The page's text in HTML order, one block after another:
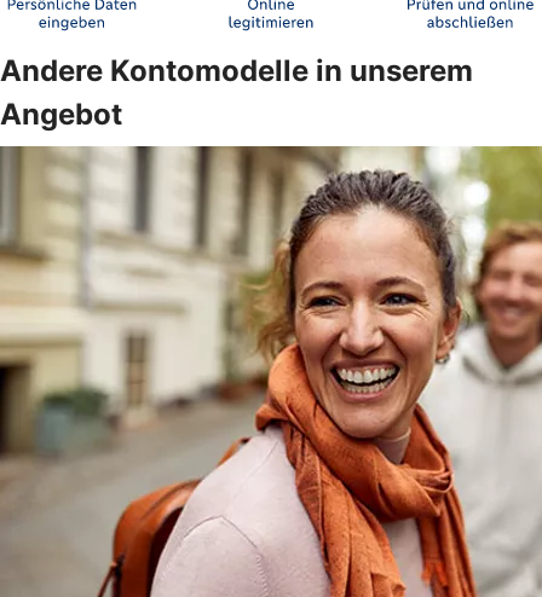
Andere Kontomodelle in unserem
Angebot